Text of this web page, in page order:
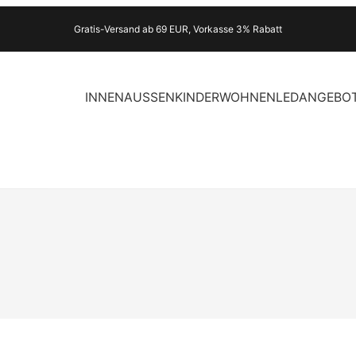
Gratis-Versand ab 69 EUR, Vorkasse 3% Rabatt
INNENAUSSENKINDERWOHNENLED